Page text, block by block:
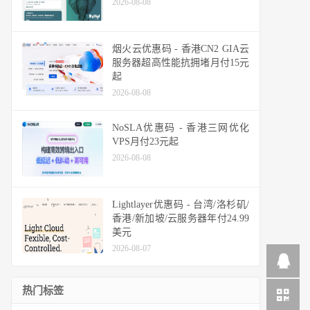
2026-08-08
烟火云优惠码 - 香港CN2 GIA云
服务器超高性能抗拥堵月付15元
起
2026-08-08
NoSLA优惠码 - 香港三网优化
VPS月付23元起
2026-08-08
Lightlayer优惠码 - 台湾/洛杉矶/
香港/新加坡/云服务器年付24.99
美元
2026-08-07
热门标签